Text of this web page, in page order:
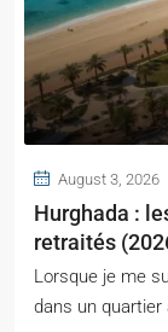
August 3, 2026
Hurghada :
retraités
Lorsque je me
dans un quartier